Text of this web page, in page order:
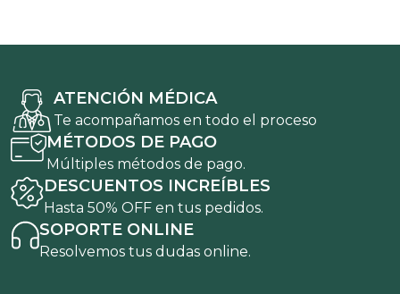
ATENCIÓN MÉDICA
Te acompañamos en todo el proceso
MÉTODOS DE PAGO
Múltiples métodos de pago.
DESCUENTOS INCREÍBLES
Hasta 50% OFF en tus pedidos.
SOPORTE ONLINE
Resolvemos tus dudas online.